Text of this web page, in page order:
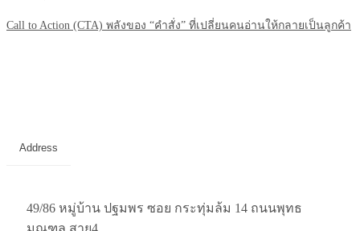
Call to Action (CTA) พลังของ “คำสั่ง” ที่เปลี่ยนคนอ่านให้กลายเป็นลูกค้า
Address
49/86 หมู่บ้าน ปฐมพร ซอย กระทุ่มล้ม 14 ถนนพุทธ